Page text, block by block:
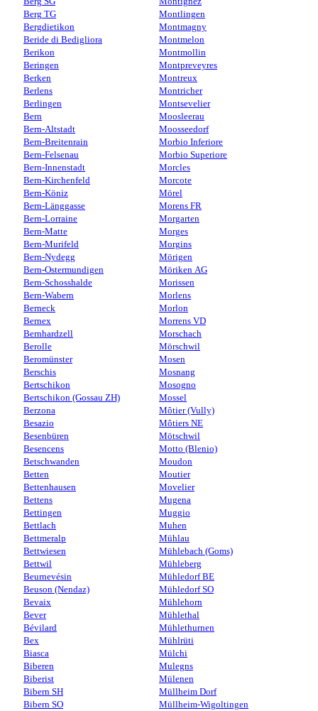
Berg TG
Bergdietikon
Beride di Bedigliora
Berikon
Beringen
Berken
Berlens
Berlingen
Bern
Bern-Altstadt
Bern-Breitenrain
Bern-Felsenau
Bern-Innenstadt
Bern-Kirchenfeld
Bern-Köniz
Bern-Länggasse
Bern-Lorraine
Bern-Matte
Bern-Murifeld
Bern-Nydegg
Bern-Ostermundigen
Bern-Schosshalde
Bern-Wabern
Berneck
Bernex
Bernhardzell
Berolle
Beromünster
Berschis
Bertschikon
Bertschikon (Gossau ZH)
Berzona
Besazio
Besenbüren
Besencens
Betschwanden
Betten
Bettenhausen
Bettens
Bettingen
Bettlach
Bettmeralp
Bettwiesen
Bettwil
Beurnevésin
Beuson (Nendaz)
Bevaix
Bever
Bévilard
Bex
Biasca
Biberen
Biberist
Bibern SH
Bibern SO
Montlingen
Montmagny
Montmelon
Montmollin
Montpreveyres
Montreux
Montricher
Montsevelier
Moosleerau
Moosseedorf
Morbio Inferiore
Morbio Superiore
Morcles
Morcote
Mörel
Morens FR
Morgarten
Morges
Morgins
Mörigen
Möriken AG
Morissen
Morlens
Morlon
Morrens VD
Morschach
Mörschwil
Mosen
Mosnang
Mosogno
Mossel
Môtier (Vully)
Môtiers NE
Mötschwil
Motto (Blenio)
Moudon
Moutier
Movelier
Mugena
Muggio
Muhen
Mühlau
Mühlebach (Goms)
Mühleberg
Mühledorf BE
Mühledorf SO
Mühlehorn
Mühlethal
Mühlethurnen
Mühlrüti
Mülchi
Mulegns
Mülenen
Müllheim Dorf
Müllheim-Wigoltingen